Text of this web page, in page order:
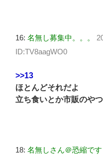
16: 名無し募集中。。。
ID:TV8aagWO0
>>13
ほとんどそれだよ
立ち食いとか市販のや
18: 名無しさん＠恐縮です